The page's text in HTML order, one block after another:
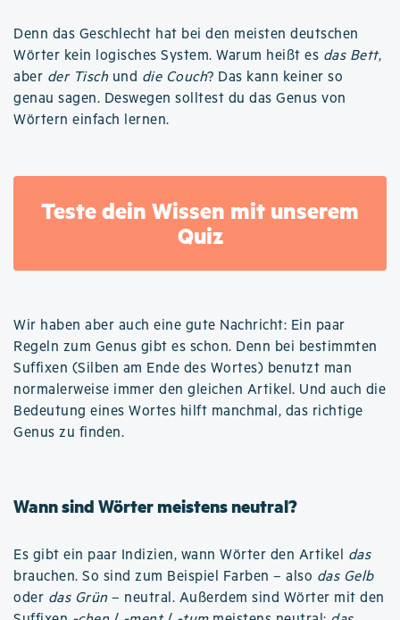
Denn das Geschlecht hat bei den meisten deutschen
Wörter kein logisches System. Warum heißt es das Bett,
aber der Tisch und die Couch? Das kann keiner so
genau sagen. Deswegen solltest du das Genus von
Wörtern einfach lernen.
Teste dein Wissen mit unserem
Quiz
Wir haben aber auch eine gute Nachricht: Ein paar
Regeln zum Genus gibt es schon. Denn bei bestimmten
Suffixen (Silben am Ende des Wortes) benutzt man
normalerweise immer den gleichen Artikel. Und auch die
Bedeutung eines Wortes hilft manchmal, das richtige
Genus zu finden.
Wann sind Wörter meistens neutral?
Es gibt ein paar Indizien, wann Wörter den Artikel das
brauchen. So sind zum Beispiel Farben – also das Gelb
oder das Grün – neutral. Außerdem sind Wörter mit den